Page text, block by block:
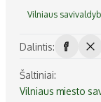
Vilniaus
Dalintis:
Šaltiniai:
Vilniaus miesto